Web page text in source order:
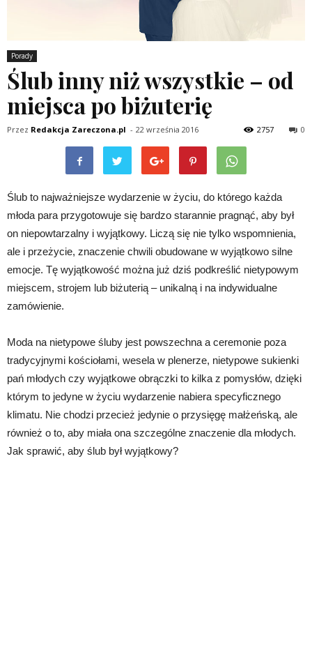
Porady
Ślub inny niż wszystkie – od
miejsca po biżuterię
Przez Redakcja Zareczona.pl - 22 września 2016 0
2757
Ślub to najważniejsze wydarzenie w życiu, do którego każda
młoda para przygotowuje się bardzo starannie pragnąć, aby był
on niepowtarzalny i wyjątkowy. Liczą się nie tylko wspomnienia,
ale i przeżycie, znaczenie chwili obudowane w wyjątkowo silne
emocje. Tę wyjątkowość można już dziś podkreślić nietypowym
miejscem, strojem lub biżuterią – unikalną i na indywidualne
zamówienie.
Moda na nietypowe śluby jest powszechna a ceremonie poza
tradycyjnymi kościołami, wesela w plenerze, nietypowe sukienki
pań młodych czy wyjątkowe obrączki to kilka z pomysłów, dzięki
którym to jedyne w życiu wydarzenie nabiera specyficznego
klimatu. Nie chodzi przecież jedynie o przysięgę małżeńską, ale
również o to, aby miała ona szczególne znaczenie dla młodych.
Jak sprawić, aby ślub był wyjątkowy?